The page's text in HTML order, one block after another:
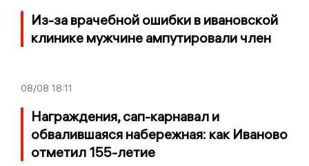
Из-за врачебной ошибки в ивановской
клинике мужчине ампутировали член
08/08 18:11
Награждения, сап-карнавал и
обвалившаяся набережная: как Иваново
отметил 155-летие